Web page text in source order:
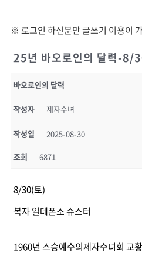
※ 로그인 하신분만 글쓰기 이용이
25년 바오로인의 달력-8/
바오로인의 달력
작성자 제자수녀
작성일 2025-08-30
조회 6871
8/30(토)
복자 일데폰소 슈스터
1960년 스승예수의제자수녀회 교